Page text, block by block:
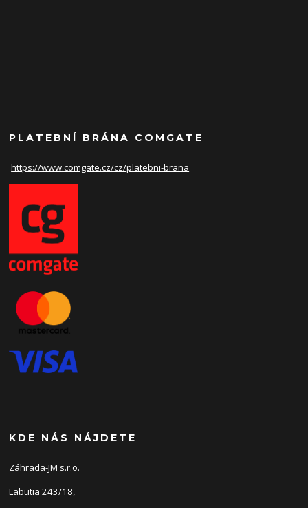
PLATEBNÍ BRÁNA COMGATE
https://www.comgate.cz/cz/platebni-brana
KDE NÁS NÁJDETE
Záhrada-JM s.r.o.
Labutia 243/18,